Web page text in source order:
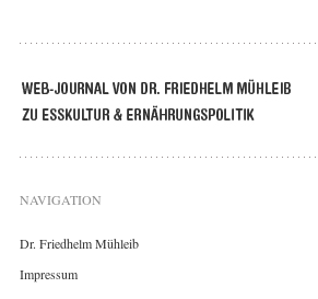
NAVIGATION
Dr. Friedhelm Mühleib
Impressum